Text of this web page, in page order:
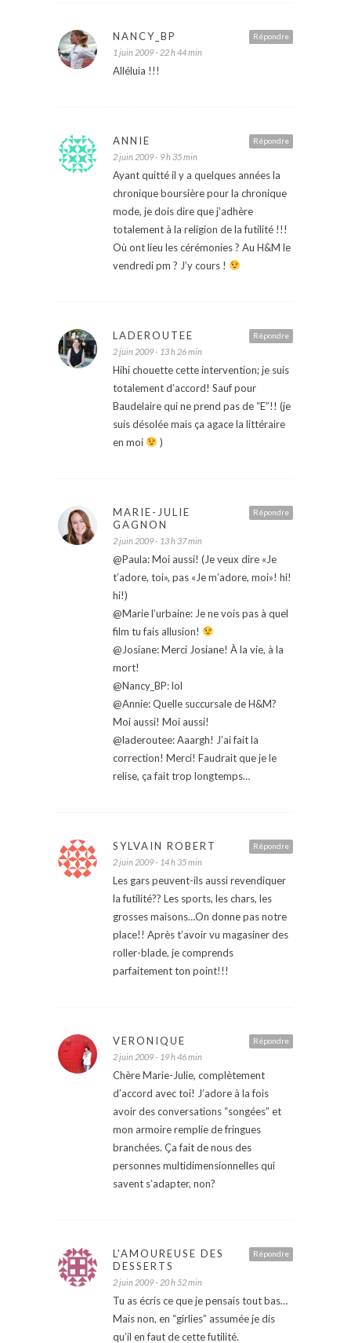
Répondre
NANCY_BP
1 juin 2009 - 22 h 44 min
Alléluia !!!
Répondre
ANNIE
2 juin 2009 - 9 h 35 min
Ayant quitté il y a quelques années la
chronique boursière pour la chronique
mode, je dois dire que j’adhère
totalement à la religion de la futilité !!!
Où ont lieu les cérémonies ? Au H&M le
vendredi pm ? J’y cours !
Répondre
LADEROUTEE
2 juin 2009 - 13 h 26 min
Hihi chouette cette intervention; je suis
totalement d’accord! Sauf pour
Baudelaire qui ne prend pas de “E”!! (je
suis désolée mais ça agace la littéraire
en moi
)
Répondre
MARIE-JULIE
GAGNON
2 juin 2009 - 13 h 37 min
@Paula: Moi aussi! (Je veux dire «Je
t’adore, toi», pas «Je m’adore, moi»! hi!
hi!)
@Marie l’urbaine: Je ne vois pas à quel
film tu fais allusion!
@Josiane: Merci Josiane! À la vie, à la
mort!
@Nancy_BP: lol
@Annie: Quelle succursale de H&M?
Moi aussi! Moi aussi!
@laderoutee: Aaargh! J’ai fait la
correction! Merci! Faudrait que je le
relise, ça fait trop longtemps…
Répondre
SYLVAIN ROBERT
2 juin 2009 - 14 h 35 min
Les gars peuvent-ils aussi revendiquer
la futilité?? Les sports, les chars, les
grosses maisons…On donne pas notre
place!! Après t’avoir vu magasiner des
roller-blade, je comprends
parfaitement ton point!!!
Répondre
VERONIQUE
2 juin 2009 - 19 h 46 min
Chère Marie-Julie, complètement
d’accord avec toi! J’adore à la fois
avoir des conversations “songées” et
mon armoire remplie de fringues
branchées. Ça fait de nous des
personnes multidimensionnelles qui
savent s’adapter, non?
Répondre
L'AMOUREUSE DES
DESSERTS
2 juin 2009 - 20 h 52 min
Tu as écris ce que je pensais tout bas…
Mais non, en “girlies” assumée je dis
qu’il en faut de cette futilité.